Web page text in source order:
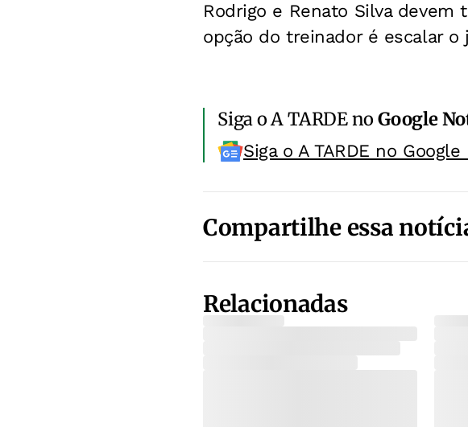
Rodrigo e Renato Silva devem
opção do treinador é escalar o
Siga o A TARDE noGoogle
Siga o A TARDE no
Compartilhe essa
Relacionadas